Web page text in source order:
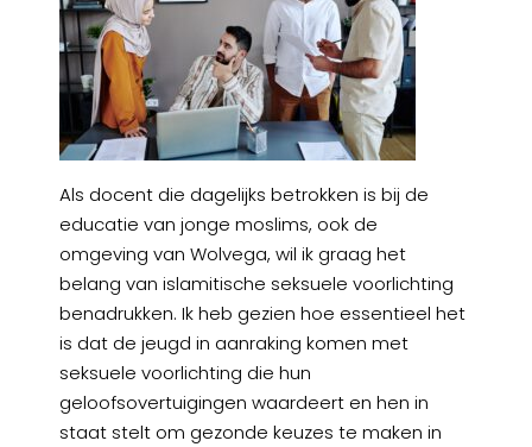
Als docent die dagelijks betrokken is bij de
educatie van jonge moslims, ook de
omgeving van Wolvega, wil ik graag het
belang van islamitische seksuele voorlichting
benadrukken. Ik heb gezien hoe essentieel het
is dat de jeugd in aanraking komen met
seksuele voorlichting die hun
geloofsovertuigingen waardeert en hen in
staat stelt om gezonde keuzes te maken in